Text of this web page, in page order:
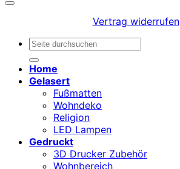
Vertrag widerrufen
Suchen
nach:
Home
Gelasert
Fußmatten
Wohndeko
Religion
LED Lampen
Gedruckt
3D Drucker Zubehör
Wohnbereich